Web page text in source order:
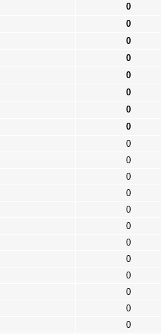
0
0
0
0
0
0
0
0
0
0
0
0
0
0
0
0
0
0
0
0